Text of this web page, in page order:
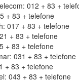
012 + 83 +
+ 83 + telefone
017 + 83 + telefone
+ 83 + telefone
+ 83 + telefone
031 + 83 + telefone
+ 83 + telefone
043 + 83 + telefone